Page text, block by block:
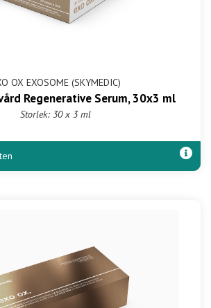
OX EXOSOME (SKYMEDIC)
Regenerative Serum, 30x3 ml
Storlek: 30 x 3 ml